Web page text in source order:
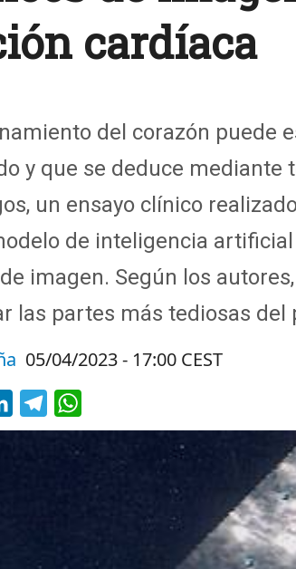
cardíaca
del corazón puede
y que se deduce
un ensayo clínico
de inteligencia
imagen. Según los
las partes más tediosas del
05/04/2023 - 17:00 CEST
LinkedInTelegram